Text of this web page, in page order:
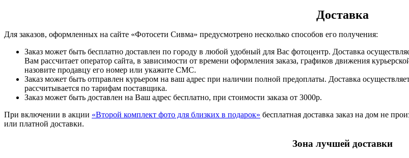
Доставка
Для заказов, оформленных на сайте «Фотосети Сивма» предусмотрено несколько способов его получения:
Заказ может быть бесплатно доставлен по городу в любой удобный для Вас фотоцентр. Доставка
Вам рассчитает оператор сайта, в зависимости от времени оформления заказа, графиков движения
назовите продавцу его номер или укажите СМС.
Заказ может быть отправлен курьером на ваш адрес при наличии полной предоплаты. Доставка
рассчитывается по тарифам поставщика.
Заказ может быть доставлен на Ваш адрес бесплатно, при стоимости заказа от 3000р.
При включении в акции «Второй комплект фото для близких в подарок» бесплатная доставка заказ на дом не
или платной доставки.
Зона лучшей доставки